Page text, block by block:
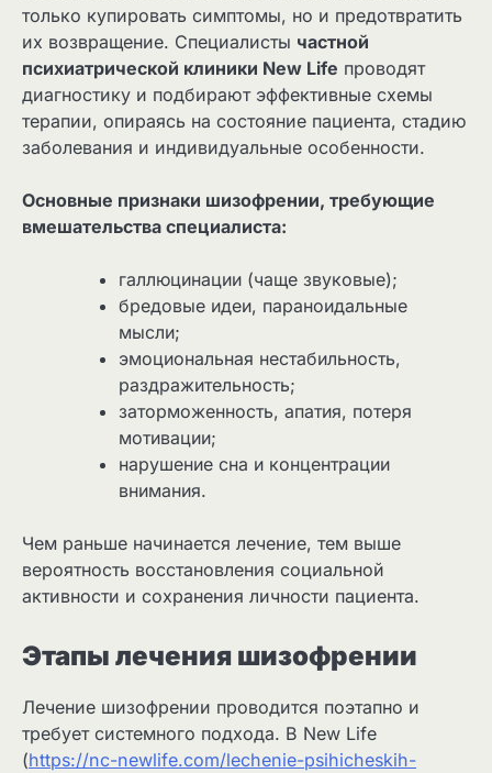
только купировать симптомы, но и предотвратить
их возвращение. Специалисты частной
психиатрической клиники New Life проводят
диагностику и подбирают эффективные схемы
терапии, опираясь на состояние пациента, стадию
заболевания и индивидуальные особенности.
Основные признаки шизофрении, требующие
вмешательства специалиста:
галлюцинации (чаще звуковые);
бредовые идеи, параноидальные
мысли;
эмоциональная нестабильность,
раздражительность;
заторможенность, апатия, потеря
мотивации;
нарушение сна и концентрации
внимания.
Чем раньше начинается лечение, тем выше
вероятность восстановления социальной
активности и сохранения личности пациента.
Этапы лечения шизофрении
Лечение шизофрении проводится поэтапно и
требует системного подхода. В New Life
(https://nc-newlife.com/lechenie-psihicheskih-